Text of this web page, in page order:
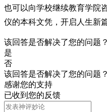
也可以向学校继续教育学院
仪的本科文凭，开启人生新
该回答是否解决了您的问题？
是
否
该回答是否解决了您的问题？
感谢您的支持
已收到您的反馈